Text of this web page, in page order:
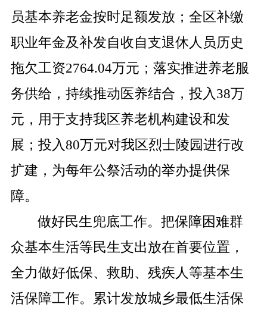
员基本养老金按时足额发放；全区补缴
职业年金及补发自收自支退休人员历史
拖欠工资2764.04万元；落实推进养老服
务供给，持续推动医养结合，投入38万
元，用于支持我区养老机构建设和发
展；投入80万元对我区烈士陵园进行改
扩建，为每年公祭活动的举办提供保
障。
做好民生兜底工作。把保障困难群
众基本生活等民生支出放在首要位置，
全力做好低保、救助、残疾人等基本生
活保障工作。累计发放城乡最低生活保